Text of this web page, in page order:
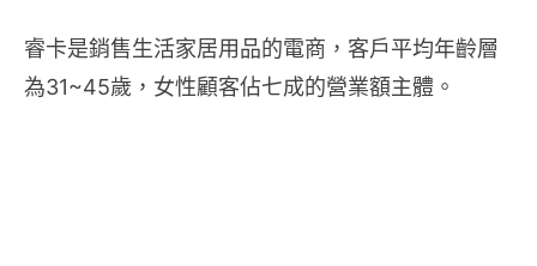
睿卡是銷售生活家居用品的電商，客戶平均年齡層
為31~45歲，女性顧客佔七成的營業額主體。